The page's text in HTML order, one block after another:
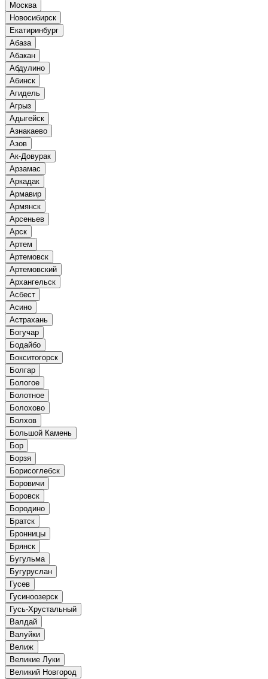
Москва
Новосибирск
Екатиринбург
Абаза
Абакан
Абдулино
Абинск
Агидель
Агрыз
Адыгейск
Азнакаево
Азов
Ак-Довурак
Арзамас
Аркадак
Армавир
Армянск
Арсеньев
Арск
Артем
Артемовск
Артемовский
Архангельск
Асбест
Асино
Астрахань
Богучар
Бодайбо
Бокситогорск
Болгар
Бологое
Болотное
Болохово
Болхов
Большой Камень
Бор
Борзя
Борисоглебск
Боровичи
Боровск
Бородино
Братск
Бронницы
Брянск
Бугульма
Бугуруслан
Гусев
Гусиноозерск
Гусь-Хрустальный
Валдай
Валуйки
Велиж
Великие Луки
Великий Новгород